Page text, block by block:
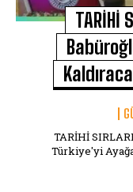
TARİHİ
TARİHİ
Türkiye'yi